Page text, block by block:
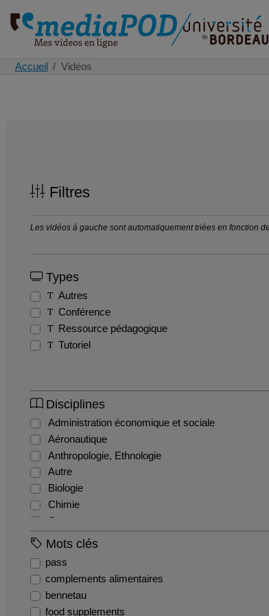
Accueil Vidéos
Filtres
Les vidéos à gauche sont automatiquement triées en fonction
Types
Autres
Conférence
Ressource pédagogique
Tutoriel
Disciplines
Administration économique et sociale
Aéronautique
Anthropologie, Ethnologie
Autre
Biologie
Chimie
Commerce
Comptabilité et gestion financière
Droit civil
Droit constitutionnel
Mots clés
pass
complements alimentaires
bennetau
food supplements